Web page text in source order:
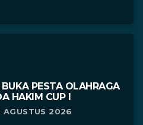
PESTA OLAHRAGA
HAKIM CUP I
AGUSTUS 2026